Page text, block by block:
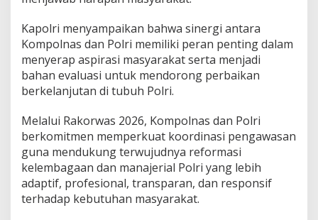
⁠Kapolri menyampaikan bahwa sinergi antara
Kompolnas dan Polri memiliki peran penting dalam
menyerap aspirasi masyarakat serta menjadi
bahan evaluasi untuk mendorong perbaikan
berkelanjutan di tubuh Polri.
Melalui Rakorwas 2026, Kompolnas dan Polri
berkomitmen memperkuat koordinasi pengawasan
guna mendukung terwujudnya reformasi
kelembagaan dan manajerial Polri yang lebih
adaptif, profesional, transparan, dan responsif
terhadap kebutuhan masyarakat.